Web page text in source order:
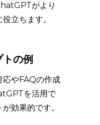
がより
立ちます。
の例
応やFAQの作成
を活用で
効果的です。